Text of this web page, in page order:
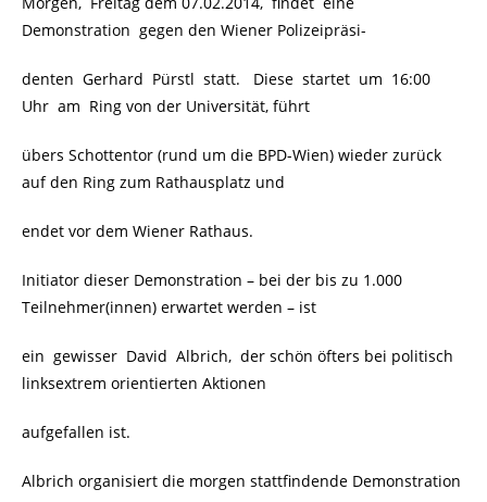
Demonstration gegen den Wiener Polizeipräsi-
denten Gerhard Pürstl statt. Diese startet um 16:00
Uhr am Ring von der Universität, führt
übers Schottentor (rund um die BPD-Wien) wieder zurück
auf den Ring zum Rathausplatz und
endet vor dem Wiener Rathaus.
Initiator dieser Demonstration – bei der bis zu 1.000
Teilnehmer(innen) erwartet werden – ist
ein gewisser David Albrich, der schön öfters bei politisch
linksextrem orientierten Aktionen
aufgefallen ist.
Albrich organisiert die morgen stattfindende Demonstration